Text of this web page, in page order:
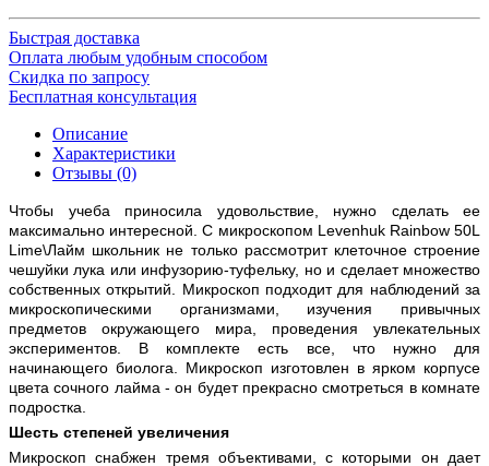
Быстрая доставка
Оплата любым удобным способом
Скидка по запросу
Бесплатная консультация
Описание
Характеристики
Отзывы (0)
Чтобы учеба приносила удовольствие, нужно сделать ее
максимально интересной. С микроскопом Levenhuk Rainbow 50L
Lime\Лайм школьник не только рассмотрит клеточное строение
чешуйки лука или инфузорию-туфельку, но и сделает множество
собственных открытий. Микроскоп подходит для наблюдений за
микроскопическими организмами, изучения привычных
предметов окружающего мира, проведения увлекательных
экспериментов. В комплекте есть все, что нужно для
начинающего биолога. Микроскоп изготовлен в ярком корпусе
цвета сочного лайма - он будет прекрасно смотреться в комнате
подростка.
Шесть степеней увеличения
Микроскоп снабжен тремя объективами, с которыми он дает